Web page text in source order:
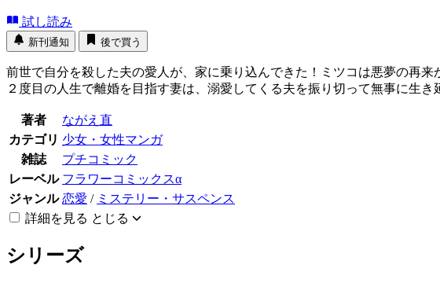
試し読み
新刊通知 後で買う
前世で自分を殺した夫の愛人が、家に乗り込んできた！ミツコは悪夢の再
２度目の人生で離婚を目指す妻は、溺愛してくる夫を振り切って無事に生
著者
ながえ直
カテゴリ 少女・女性マンガ
雑誌
プチコミック
レーベル フラワーコミックスα
ジャンル 恋愛 / ミステリー・サスペンス
詳細を見る とじる
シリーズ